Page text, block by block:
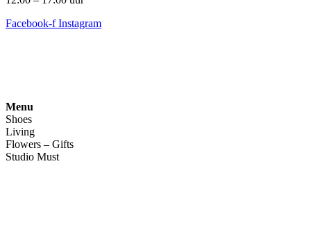
Facebook-f Instagram
Menu
Shoes
Living
Flowers – Gifts
Studio Must